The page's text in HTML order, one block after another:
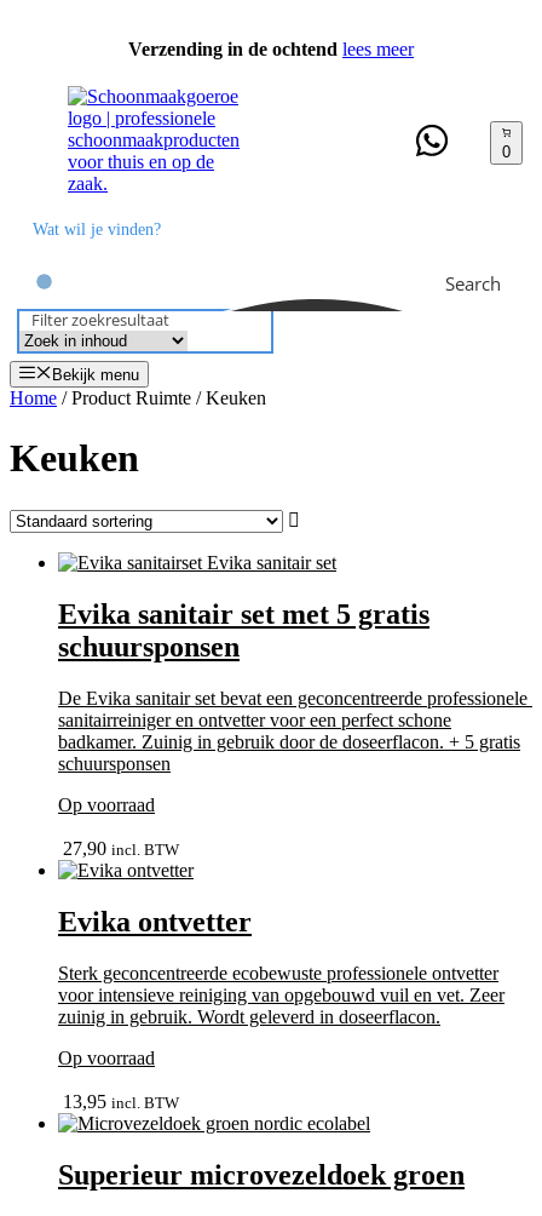
Verzending in de ochtend lees meer
Search
Filter zoekresultaat
0
Bekijk menu
Home / Product Ruimte / Keuken
Keuken
Evika sanitair set met 5 gratis
schuursponsen
De Evika sanitair set bevat een geconcentreerde professionele
sanitairreiniger en ontvetter voor een perfect schone
badkamer. Zuinig in gebruik door de doseerflacon. + 5 gratis
schuursponsen
Op voorraad
27,90 incl. BTW
Evika ontvetter
Sterk geconcentreerde ecobewuste professionele ontvetter
voor intensieve reiniging van opgebouwd vuil en vet. Zeer
zuinig in gebruik. Wordt geleverd in doseerflacon.
Op voorraad
13,95 incl. BTW
Superieur microvezeldoek groen